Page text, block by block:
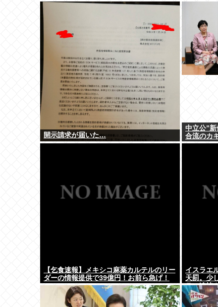
開示請求が届いた…
中立公”
合流のカ
【乞食速報】メキシコ麻薬カルテルのリー
ダーの情報提供で39億円！お前ら急げ！
イスラエ
天罰。少
ラ。追悼
国の人々